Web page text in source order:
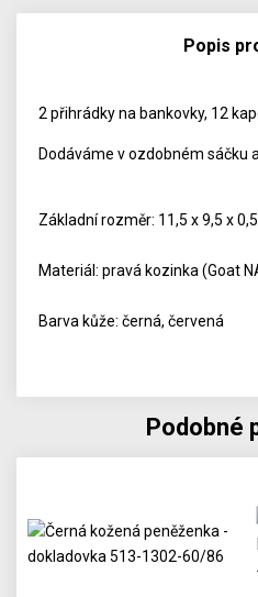
Popis
2 přihrádky na bankovky, 12
Dodáváme v ozdobném sáčku
Základní rozměr: 11,5 x 9,5 x
Materiál: pravá kozinka (Goat
Barva kůže: černá, červená
Podobné